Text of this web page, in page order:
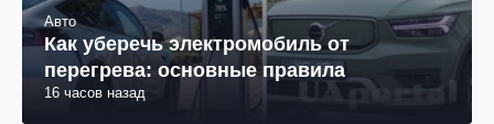
Авто
Как уберечь электромобиль от
перегрева: основные правила
16 часов назад